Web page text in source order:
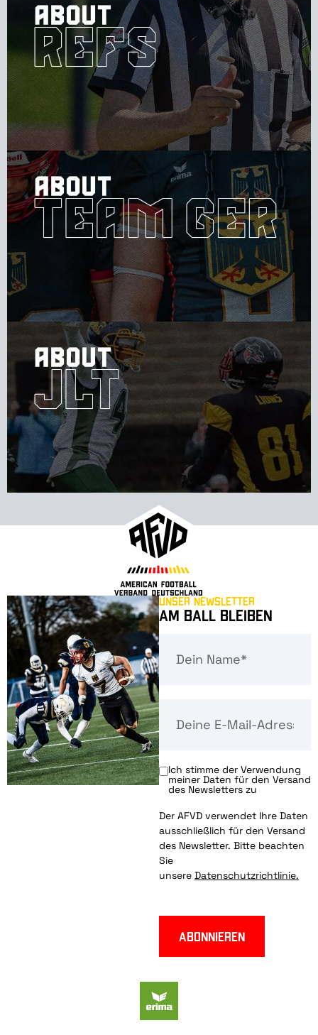
Unser Newsletter
Am Ball bleiben
Ich stimme der Verwendung
meiner Daten für den Versand
des Newsletters zu
Der AFVD verwendet Ihre Daten
ausschließlich für den Versand
des Newsletter. Bitte beachten
Sie
unsere Datenschutzrichtlinie.
Abonnieren